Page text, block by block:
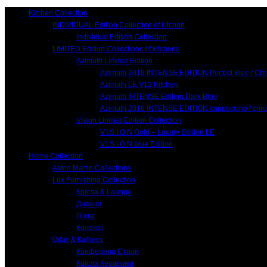
Kitchen Collection
INDIVIDUAL Edition Collection of kitchen
Individual Edition Collection
LIMITED Edition Collections of kitchens
Azimuth Limited Edition
Azimuth 2018 INTENSE EDITION Perfect Blue /
Azimuth LE.V12 Kitchen
Azimuth INTENSE Edition Dark Blue
Azimuth 2018 INTENSE EDITION cappuccino /
Vision Limited Edition Collection
V.I.S.I.O.N Gold – Luxury Edition LE
V.I.S.I.O.N blue Edition
Home Collection
Aston Martin Collections
Lux Furnishing Collection
Крісла & Launge
Дивани
Ліжка
Колекції
Офіс & Кабінет
Конференц Столи
Крісла Керівника